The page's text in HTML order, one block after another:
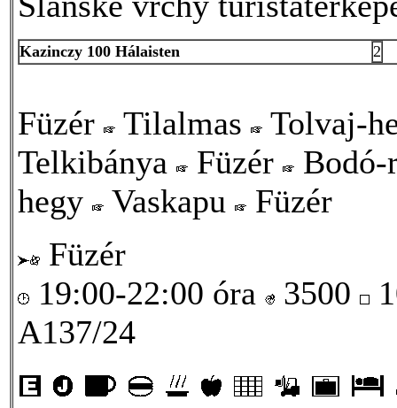
Kazinczy 100 Hálaisten 2
Füzér Tilalmas
Tolvaj-
Telkibánya
Füzér
hegy
Vaskapu
Füzér
Füzér
19:00-22:00 óra
3500
A137/24